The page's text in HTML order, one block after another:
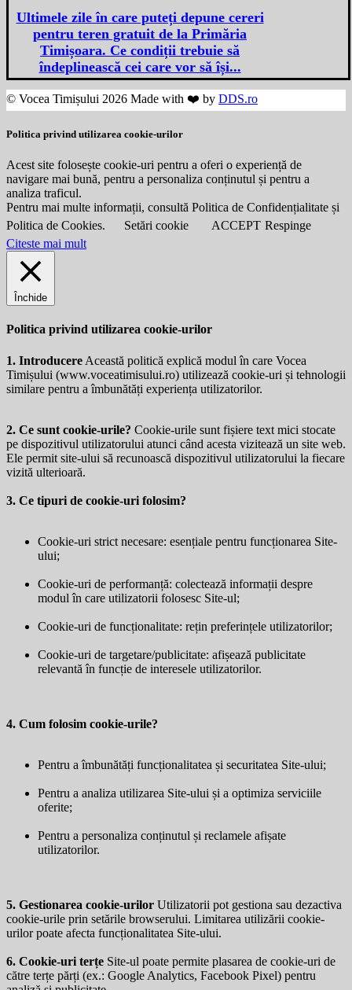
Ultimele zile în care puteți depune cereri
pentru teren gratuit de la Primăria
Timișoara. Ce condiții trebuie să
îndeplinească cei care vor să își...
© Vocea Timișului 2026 Made with ❤️ by DDS.ro
Politica privind utilizarea cookie-urilor
Acest site folosește cookie-uri pentru a oferi o experiență de
navigare mai bună, pentru a personaliza conținutul și pentru a
analiza traficul.
Pentru mai multe informații, consultă Politica de Confidențialitate și
Politica de Cookies.
Setări cookie ACCEPT Respinge
Citeste mai mult
Închide
Politica privind utilizarea cookie-urilor
1. Introducere Această politică explică modul în care Vocea
Timișului (www.voceatimisului.ro) utilizează cookie-uri și tehnologii
similare pentru a îmbunătăți experiența utilizatorilor.
2. Ce sunt cookie-urile? Cookie-urile sunt fișiere text mici stocate
pe dispozitivul utilizatorului atunci când acesta vizitează un site web.
Ele permit site-ului să recunoască dispozitivul utilizatorului la fiecare
vizită ulterioară.
3. Ce tipuri de cookie-uri folosim?
Cookie-uri strict necesare: esențiale pentru funcționarea Site-
ului;
Cookie-uri de performanță: colectează informații despre
modul în care utilizatorii folosesc Site-ul;
Cookie-uri de funcționalitate: rețin preferințele utilizatorilor;
Cookie-uri de targetare/publicitate: afișează publicitate
relevantă în funcție de interesele utilizatorilor.
4. Cum folosim cookie-urile?
Pentru a îmbunătăți funcționalitatea și securitatea Site-ului;
Pentru a analiza utilizarea Site-ului și a optimiza serviciile
oferite;
Pentru a personaliza conținutul și reclamele afișate
utilizatorilor.
5. Gestionarea cookie-urilor Utilizatorii pot gestiona sau dezactiva
cookie-urile prin setările browserului. Limitarea utilizării cookie-
urilor poate afecta funcționalitatea Site-ului.
6. Cookie-uri terțe Site-ul poate permite plasarea de cookie-uri de
către terțe părți (ex.: Google Analytics, Facebook Pixel) pentru